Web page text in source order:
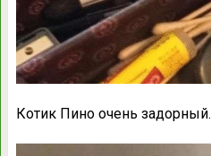
Котик Пино очень задорный.